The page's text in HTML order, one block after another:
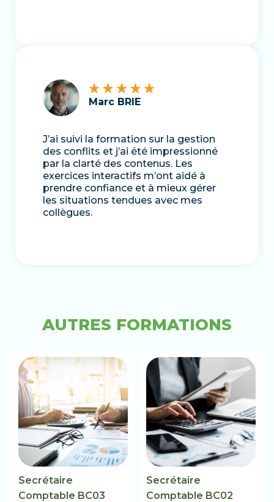
J’ai suivi la formation sur la gestion
des conflits et j’ai été impressionné
par la clarté des contenus. Les
exercices interactifs m’ont aidé à
prendre confiance et à mieux gérer
les situations tendues avec mes
collègues.
Marc BRIE
AUTRES FORMATIONS
Secrétaire
Comptable BC03
Secrétaire
Comptable BC02